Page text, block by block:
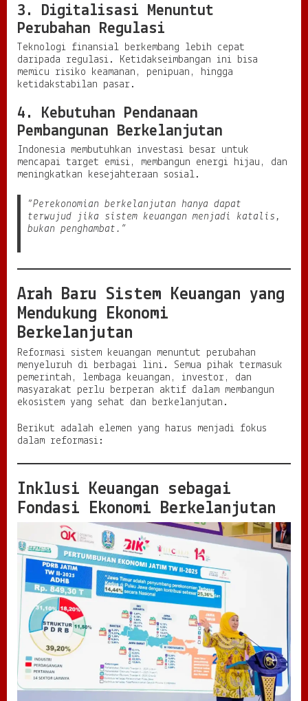
3. Digitalisasi Menuntut
Perubahan Regulasi
Teknologi finansial berkembang lebih cepat
daripada regulasi. Ketidakseimbangan ini bisa
memicu risiko keamanan, penipuan, hingga
ketidakstabilan pasar.
4. Kebutuhan Pendanaan
Pembangunan Berkelanjutan
Indonesia membutuhkan investasi besar untuk
mencapai target emisi, membangun energi hijau, dan
meningkatkan kesejahteraan sosial.
“Perekonomian berkelanjutan hanya dapat
terwujud jika sistem keuangan menjadi katalis,
bukan penghambat.”
Arah Baru Sistem Keuangan yang
Mendukung Ekonomi
Berkelanjutan
Reformasi sistem keuangan menuntut perubahan
menyeluruh di berbagai lini. Semua pihak termasuk
pemerintah, lembaga keuangan, investor, dan
masyarakat perlu berperan aktif dalam membangun
ekosistem yang sehat dan berkelanjutan.
Berikut adalah elemen yang harus menjadi fokus
dalam reformasi:
Inklusi Keuangan sebagai
Fondasi Ekonomi Berkelanjutan